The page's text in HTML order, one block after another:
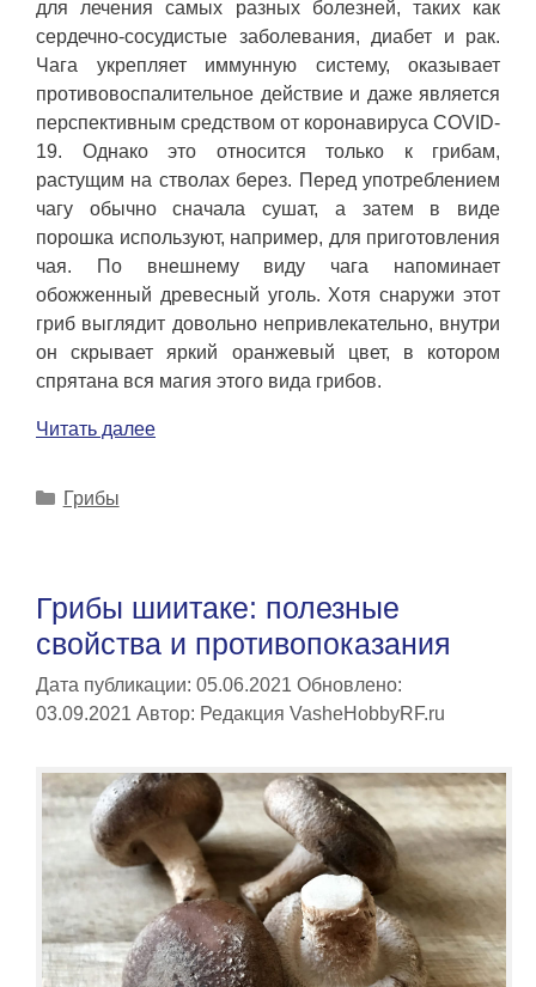
для лечения самых разных болезней, таких как
сердечно-сосудистые заболевания, диабет и рак.
Чага укрепляет иммунную систему, оказывает
противовоспалительное действие и даже является
перспективным средством от коронавируса COVID-
19. Однако это относится только к грибам,
растущим на стволах берез. Перед употреблением
чагу обычно сначала сушат, а затем в виде
порошка используют, например, для приготовления
чая. По внешнему виду чага напоминает
обожженный древесный уголь. Хотя снаружи этот
гриб выглядит довольно непривлекательно, внутри
он скрывает яркий оранжевый цвет, в котором
спрятана вся магия этого вида грибов.
Читать далее
Рубрики
Грибы
Грибы шиитаке: полезные
свойства и противопоказания
Дата публикации: 05.06.2021 Обновлено:
03.09.2021 Автор: Редакция VasheHobbyRF.ru